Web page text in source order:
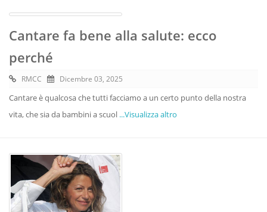
Cantare fa bene alla salute: ecco
perché
RMCC Dicembre 03, 2025
Cantare è qualcosa che tutti facciamo a un certo punto della nostra
vita, che sia da bambini a scuol ...Visualizza altro